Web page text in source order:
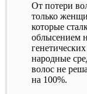
От потери
только
которые
облысением
народные
волос не
на 100%.